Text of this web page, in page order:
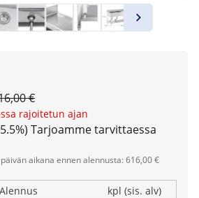
€
rajoitetun ajan
Tarjoamme tarvittaessa
aikana ennen alennusta: 616,00 €
Alennus
kpl (sis. alv)